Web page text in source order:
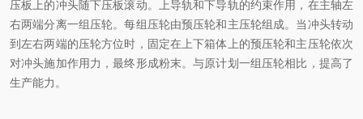
压板上的冲头随下压板滚动。上导轨和下导轨的约束作用，在主轴左
右两端分离一组压轮。每组压轮由预压轮和主压轮组成。当冲头转动
到左右两端的压轮方位时，固定在上下箱体上的预压轮和主压轮依次
对冲头施加作用力，最终形成粉末。与原计划一组压轮相比，提高了
生产能力。